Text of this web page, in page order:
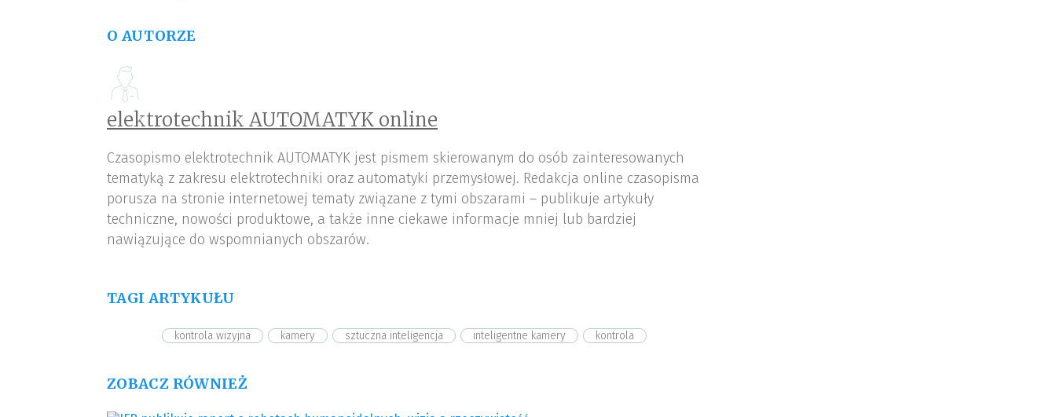
O AUTORZE
elektrotechnik AUTOMATYK online
Czasopismo elektrotechnik AUTOMATYK jest pismem skierowanym do osób zainteresowanych
tematyką z zakresu elektrotechniki oraz automatyki przemysłowej. Redakcja online czasopisma
porusza na stronie internetowej tematy związane z tymi obszarami – publikuje artykuły
techniczne, nowości produktowe, a także inne ciekawe informacje mniej lub bardziej
nawiązujące do wspomnianych obszarów.
TAGI ARTYKUŁU
kontrola wizyjna kamery sztuczna inteligencja inteligentne kamery kontrola
ZOBACZ RÓWNIEŻ